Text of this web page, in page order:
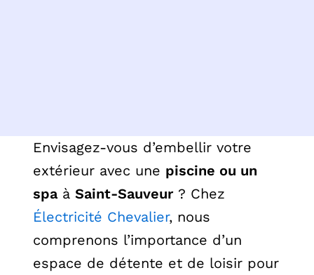
Envisagez-vous d’embellir votre
extérieur avec une piscine ou un
spaà Saint-Sauveur? Chez
Électricité Chevalier, nous
comprenons l’importance d’un
espace de détente et de loisir pour